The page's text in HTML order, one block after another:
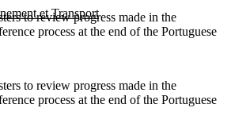
et Transport
to review progress made in the
process at the end of the Portuguese
to review progress made in the
process at the end of the Portuguese